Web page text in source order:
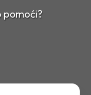
pomoći?